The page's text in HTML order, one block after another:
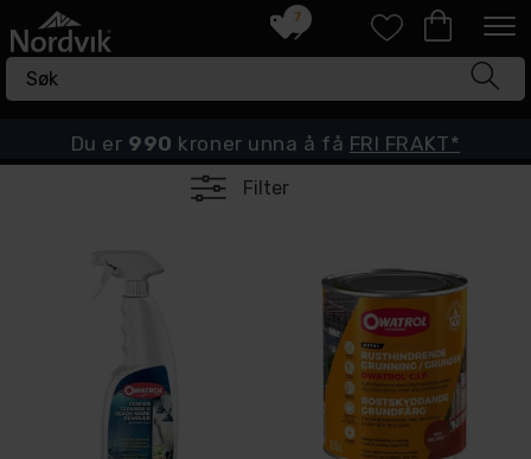
7
Du er 990 kroner unna å få FRI FRAKT*
Filter